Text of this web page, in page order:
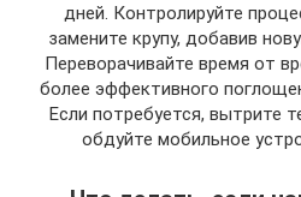
дней. Контролируйте
замените крупу, добавив
Переворачивайте время от
более эффективного
Если потребуется, вытрите
обдуйте мобильное